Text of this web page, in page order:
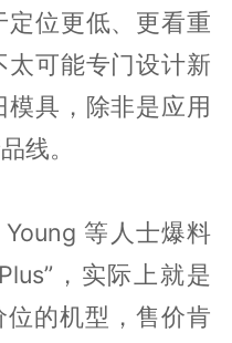
定位更低、更看重
可能专门设计新
具，除非是应用
线。
等人士爆料
，实际上就是
位的机型，售价肯